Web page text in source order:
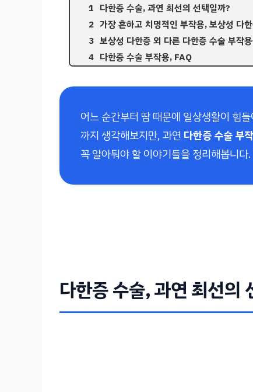
다한증 수술, 과연 최선의 선택일까?
가장 흔하고 치명적인 부작용, 보상성 다
보상성 다한증 외 다른 다한증 수술 부작
다한증 수술 부작용, FAQ
어느 순간부터 땀 때문에 일상생활이 힘
까지 생각해보지만, 과연 다한증 수술 부
꼭 알아둬야 할 이야기들을 정리해봅니다
다한증 수술, 과연 최선의